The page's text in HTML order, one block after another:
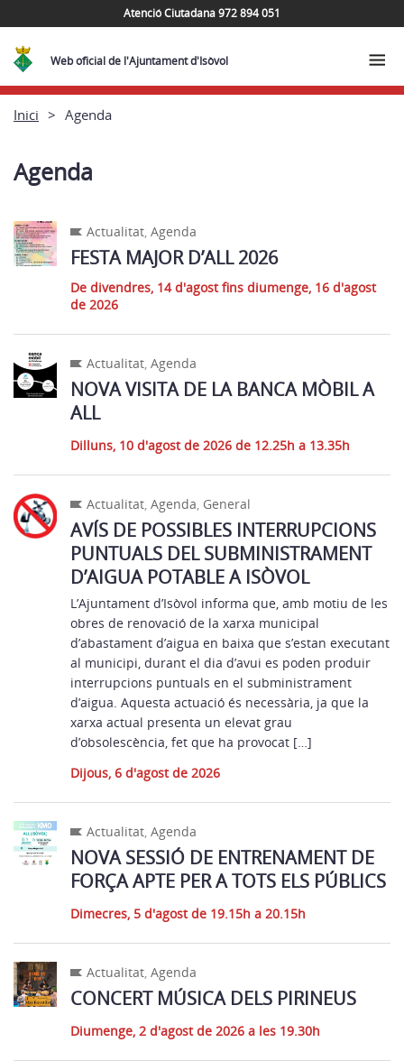
Atenció Ciutadana 972 894 051
Web oficial de l'Ajuntament d'Isòvol
Inici Agenda
Agenda
Actualitat,Agenda
FESTA MAJOR D’ALL 2026
De divendres, 14 d'agost fins diumenge, 16 d'agost
de 2026
Actualitat,Agenda
NOVA VISITA DE LA BANCA MÒBIL A
ALL
Dilluns, 10 d'agost de 2026 de 12.25h a 13.35h
Actualitat,Agenda, General
AVÍS DE POSSIBLES INTERRUPCIONS
PUNTUALS DEL SUBMINISTRAMENT
D’AIGUA POTABLE A ISÒVOL
L’Ajuntament d’Isòvol informa que, amb motiu de les
obres de renovació de la xarxa municipal
d’abastament d’aigua en baixa que s’estan executant
al municipi, durant el dia d’avui es poden produir
interrupcions puntuals en el subministrament
d’aigua. Aquesta actuació és necessària, ja que la
xarxa actual presenta un elevat grau
d’obsolescència, fet que ha provocat […]
Dijous, 6 d'agost de 2026
Actualitat,Agenda
NOVA SESSIÓ DE ENTRENAMENT DE
FORÇA APTE PER A TOTS ELS PÚBLICS
Dimecres, 5 d'agost de 19.15h a 20.15h
Actualitat,Agenda
CONCERT MÚSICA DELS PIRINEUS
Diumenge, 2 d'agost de 2026 a les 19.30h